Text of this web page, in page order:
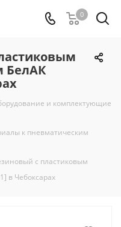
0
БелАК
и комплектующие
к пневматическим
с пластиковым
в Чебоксарах